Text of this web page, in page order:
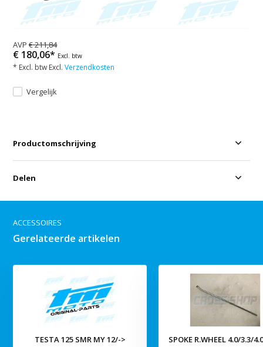
AVP€ 211,84
€ 180,06* Excl. btw
* Excl. btw Excl.Verzendkosten
Vergelijk
Productomschrijving
Delen
ACCESSOIRES
Gerelateerde artikelen
TESTA 125 SMR MY 12/-> SPOKE R.WHEEL 4.0/3.3/